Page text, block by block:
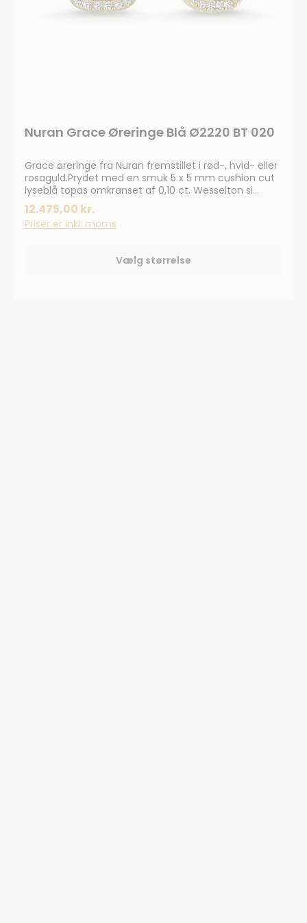
Nuran Grace Øreringe Blå Ø2220 BT 020
rosaguld.Prydet med en smuk 5 x 5 mm cushion cut
lyseblå topas omkranset af 0,10 ct. Wesselton si
brillanter. Smykkerne produceres på bestilling, forvent
derfor en leveringstid på op til 14 dageHar du
specielle ønsker, kontakt da gerne kundeservice på
info@bendixen-thisted.dk eller Tlf: 97 92 02 31Der
12.475,00 kr.
Priser er inkl. moms